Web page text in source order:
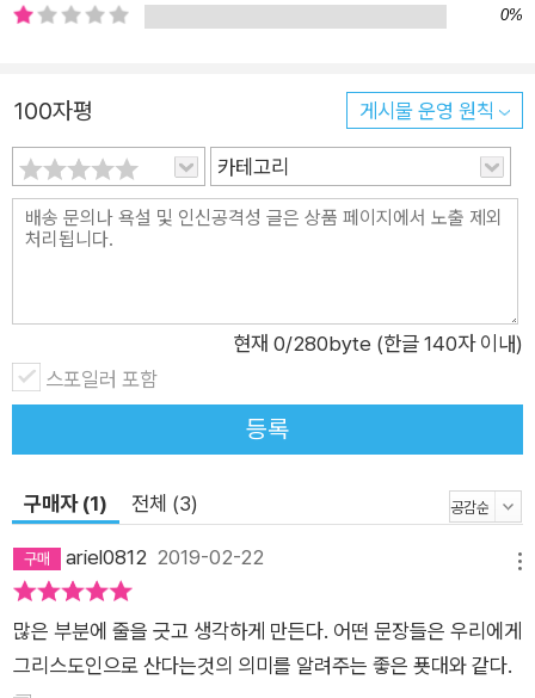
은 모든 부모님 -초중고 선생님 혹은 교회 주일학교 선생님 -좋은
0%
100자평 게시물 운영 원칙
카테고리
현재 0/280byte (한글 140자 이내)
스포일러 포함
등록
구매자 (1) 전체 (3)
ariel0812 2019-02-22
많은 부분에 줄을 긋고 생각하게 만든다. 어떤 문장들은 우리에게
그리스도인으로 산다는것의 의미를 알려주는 좋은 푯대와 같다.